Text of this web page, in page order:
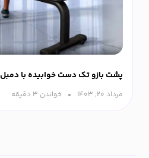
پشت بازو تک دست خوابیده با دمبل
مرداد ۲۰, ۱۴۰۳ خواندن ۳ دقیقه‌